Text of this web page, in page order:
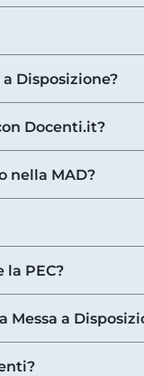
Disposizione?
Docenti.it?
nella MAD?
la PEC?
a